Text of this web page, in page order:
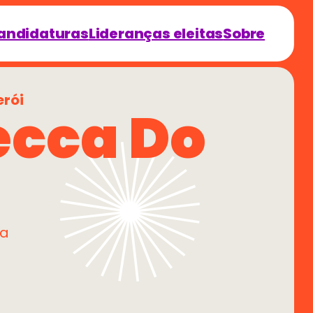
Lideranças eleitasSobre
Do